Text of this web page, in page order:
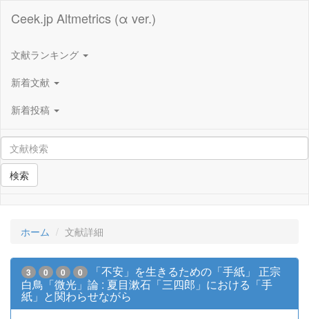
Ceek.jp Altmetrics (α ver.)
文献ランキング
新着文献
新着投稿
検索
ホーム 文献詳細
3 0 0 0
「不安」を生きるための「手紙」 正宗
白鳥「微光」論 : 夏目漱石「三四郎」における「手
紙」と関わらせながら